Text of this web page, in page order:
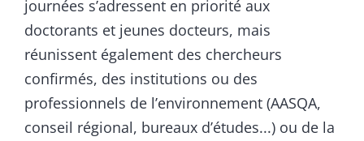
journées s’adressent en priorité aux
doctorants et jeunes docteurs, mais
réunissent également des chercheurs
confirmés, des institutions ou des
professionnels de l’environnement (AASQA,
conseil régional, bureaux d’études...) ou de la